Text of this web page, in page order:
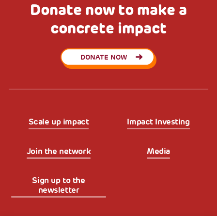
Donate now to make a
concrete impact
DONATE NOW
Scale up impact Impact Investing
Join the network Media
Sign up to the
newsletter